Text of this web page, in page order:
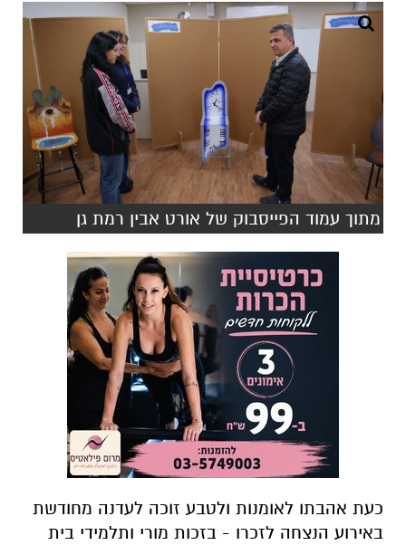
מתוך עמוד הפייסבוק של אורט אבין רמת גן
כעת אהבתו לאומנות ולטבע זוכה לעדנה מחודשת
באירוע הנצחה לזכרו - בזכות מורי ותלמידי בית